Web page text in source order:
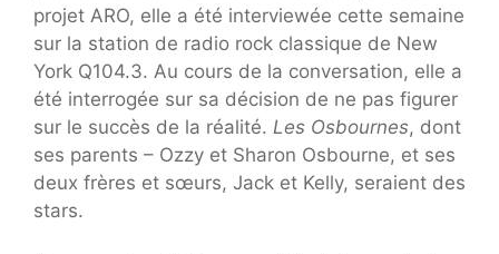
projet ARO, elle a été interviewée cette semaine
sur la station de radio rock classique de New
York Q104.3. Au cours de la conversation, elle a
été interrogée sur sa décision de ne pas figurer
sur le succès de la réalité. Les Osbournes, dont
ses parents – Ozzy et Sharon Osbourne, et ses
deux frères et sœurs, Jack et Kelly, seraient des
stars.